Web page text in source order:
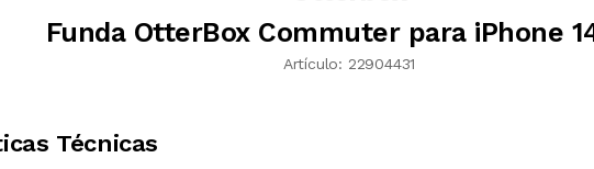
Funda OtterBox Commuter para iPhone
Artículo: 22904431
Técnicas